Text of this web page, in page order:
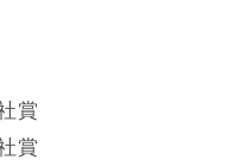
賞
賞